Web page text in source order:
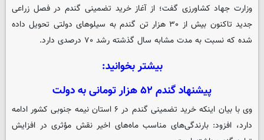
وزارت جهاد کشاورزی گفت؛ از آغاز خرید تضمینی گندم در فصل زراعی
جدید تاکنون بیش از ۳۰ هزار تن گندم به سیلوهای دولتی تحویل داده
شده که نسبت به مدت مشابه سال گذشته رشد ۷۰ درصدی دارد.
بیشتر بخوانید:
پیشنهاد گندم ۵۲ هزار تومانی به دولت
وی با بیان اینکه خرید تضمینی گندم در ۶ استان نیمه جنوبی کشور ادامه
دارد، افزود: بارندگی‌های مناسب ماه‌های اخیر نقش مؤثری در افزایش